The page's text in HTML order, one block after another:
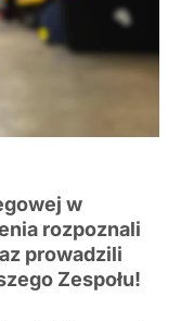
w
rozpoznali
prowadzili
Zespołu!